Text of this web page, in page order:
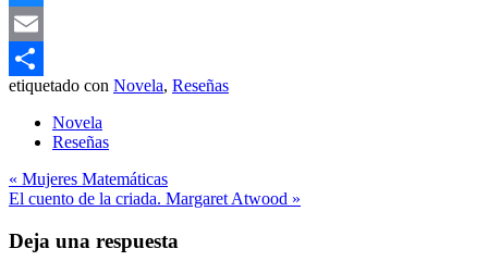
Bluesky
Email
Compartir
etiquetado con Novela, Reseñas
Novela
Reseñas
Navegación
de
entradas
« Mujeres Matemáticas
El cuento de la criada. Margaret Atwood »
Deja una respuesta